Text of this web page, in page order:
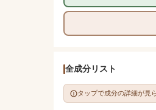
全成分リスト
タップで成分の詳細が見